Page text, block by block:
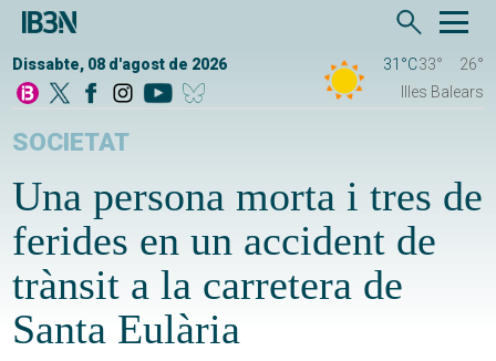
Dissabte, 08 d'agost de 2026 31°C33°
26°
Illes Balears
SOCIETAT
Una persona morta i tres de
ferides en un accident de
trànsit a la carretera de
Santa Eulària